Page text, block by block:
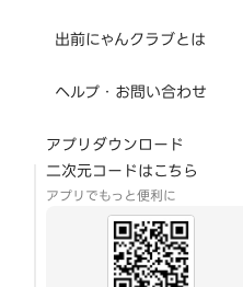
出前にゃんクラブとは
ヘルプ・お問い合わせ
アプリダウンロード
二次元コードはこちら
アプリでもっと便利に